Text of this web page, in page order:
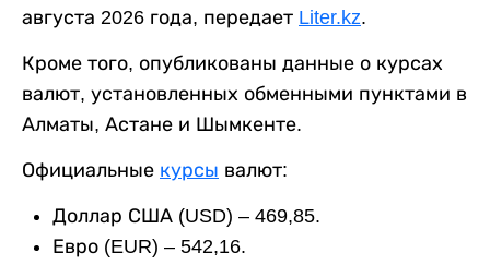
августа 2026 года, передает Liter.kz.
Кроме того, опубликованы данные о курсах
валют, установленных обменными пунктами в
Алматы, Астане и Шымкенте.
Официальные курсы валют:
Доллар США (USD) – 469,85.
Евро (EUR) – 542,16.